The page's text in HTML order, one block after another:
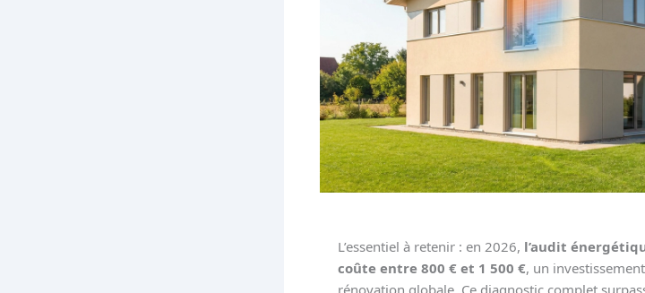
L’essentiel à retenir : en 2026, l’audit
coûte entre 800 € et 1 500 €, un
rénovation globale. Ce diagnostic complet